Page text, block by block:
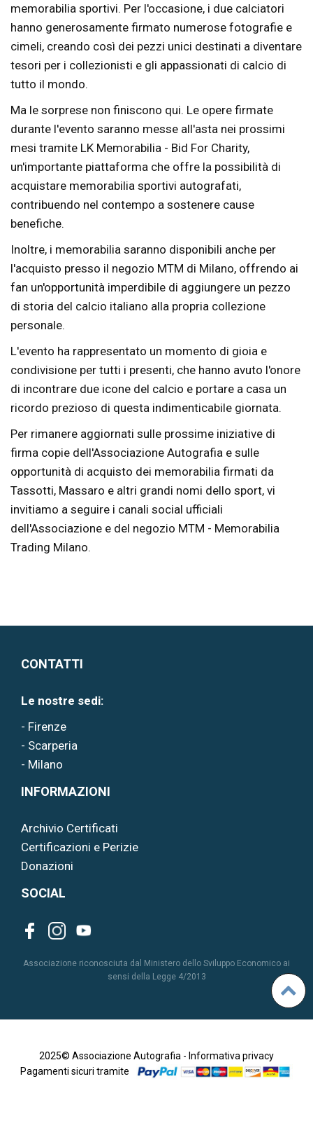
memorabilia sportivi. Per l'occasione, i due calciatori
hanno generosamente firmato numerose fotografie e
cimeli, creando così dei pezzi unici destinati a diventare
tesori per i collezionisti e gli appassionati di calcio di
tutto il mondo.
Ma le sorprese non finiscono qui. Le opere firmate
durante l'evento saranno messe all'asta nei prossimi
mesi tramite LK Memorabilia - Bid For Charity,
un'importante piattaforma che offre la possibilità di
acquistare memorabilia sportivi autografati,
contribuendo nel contempo a sostenere cause
benefiche.
Inoltre, i memorabilia saranno disponibili anche per
l'acquisto presso il negozio MTM di Milano, offrendo ai
fan un'opportunità imperdibile di aggiungere un pezzo
di storia del calcio italiano alla propria collezione
personale.
L'evento ha rappresentato un momento di gioia e
condivisione per tutti i presenti, che hanno avuto l'onore
di incontrare due icone del calcio e portare a casa un
ricordo prezioso di questa indimenticabile giornata.
Per rimanere aggiornati sulle prossime iniziative di
firma copie dell'Associazione Autografia e sulle
opportunità di acquisto dei memorabilia firmati da
Tassotti, Massaro e altri grandi nomi dello sport, vi
invitiamo a seguire i canali social ufficiali
dell'Associazione e del negozio MTM - Memorabilia
Trading Milano.
CONTATTI
Le nostre sedi:
- Firenze
- Scarperia
- Milano
INFORMAZIONI
Archivio Certificati
Certificazioni e Perizie
Donazioni
SOCIAL
Associazione riconosciuta dal Ministero dello Sviluppo Economico ai
sensi della Legge 4/2013
2025© Associazione Autografia - Informativa privacy
Pagamenti sicuri tramite